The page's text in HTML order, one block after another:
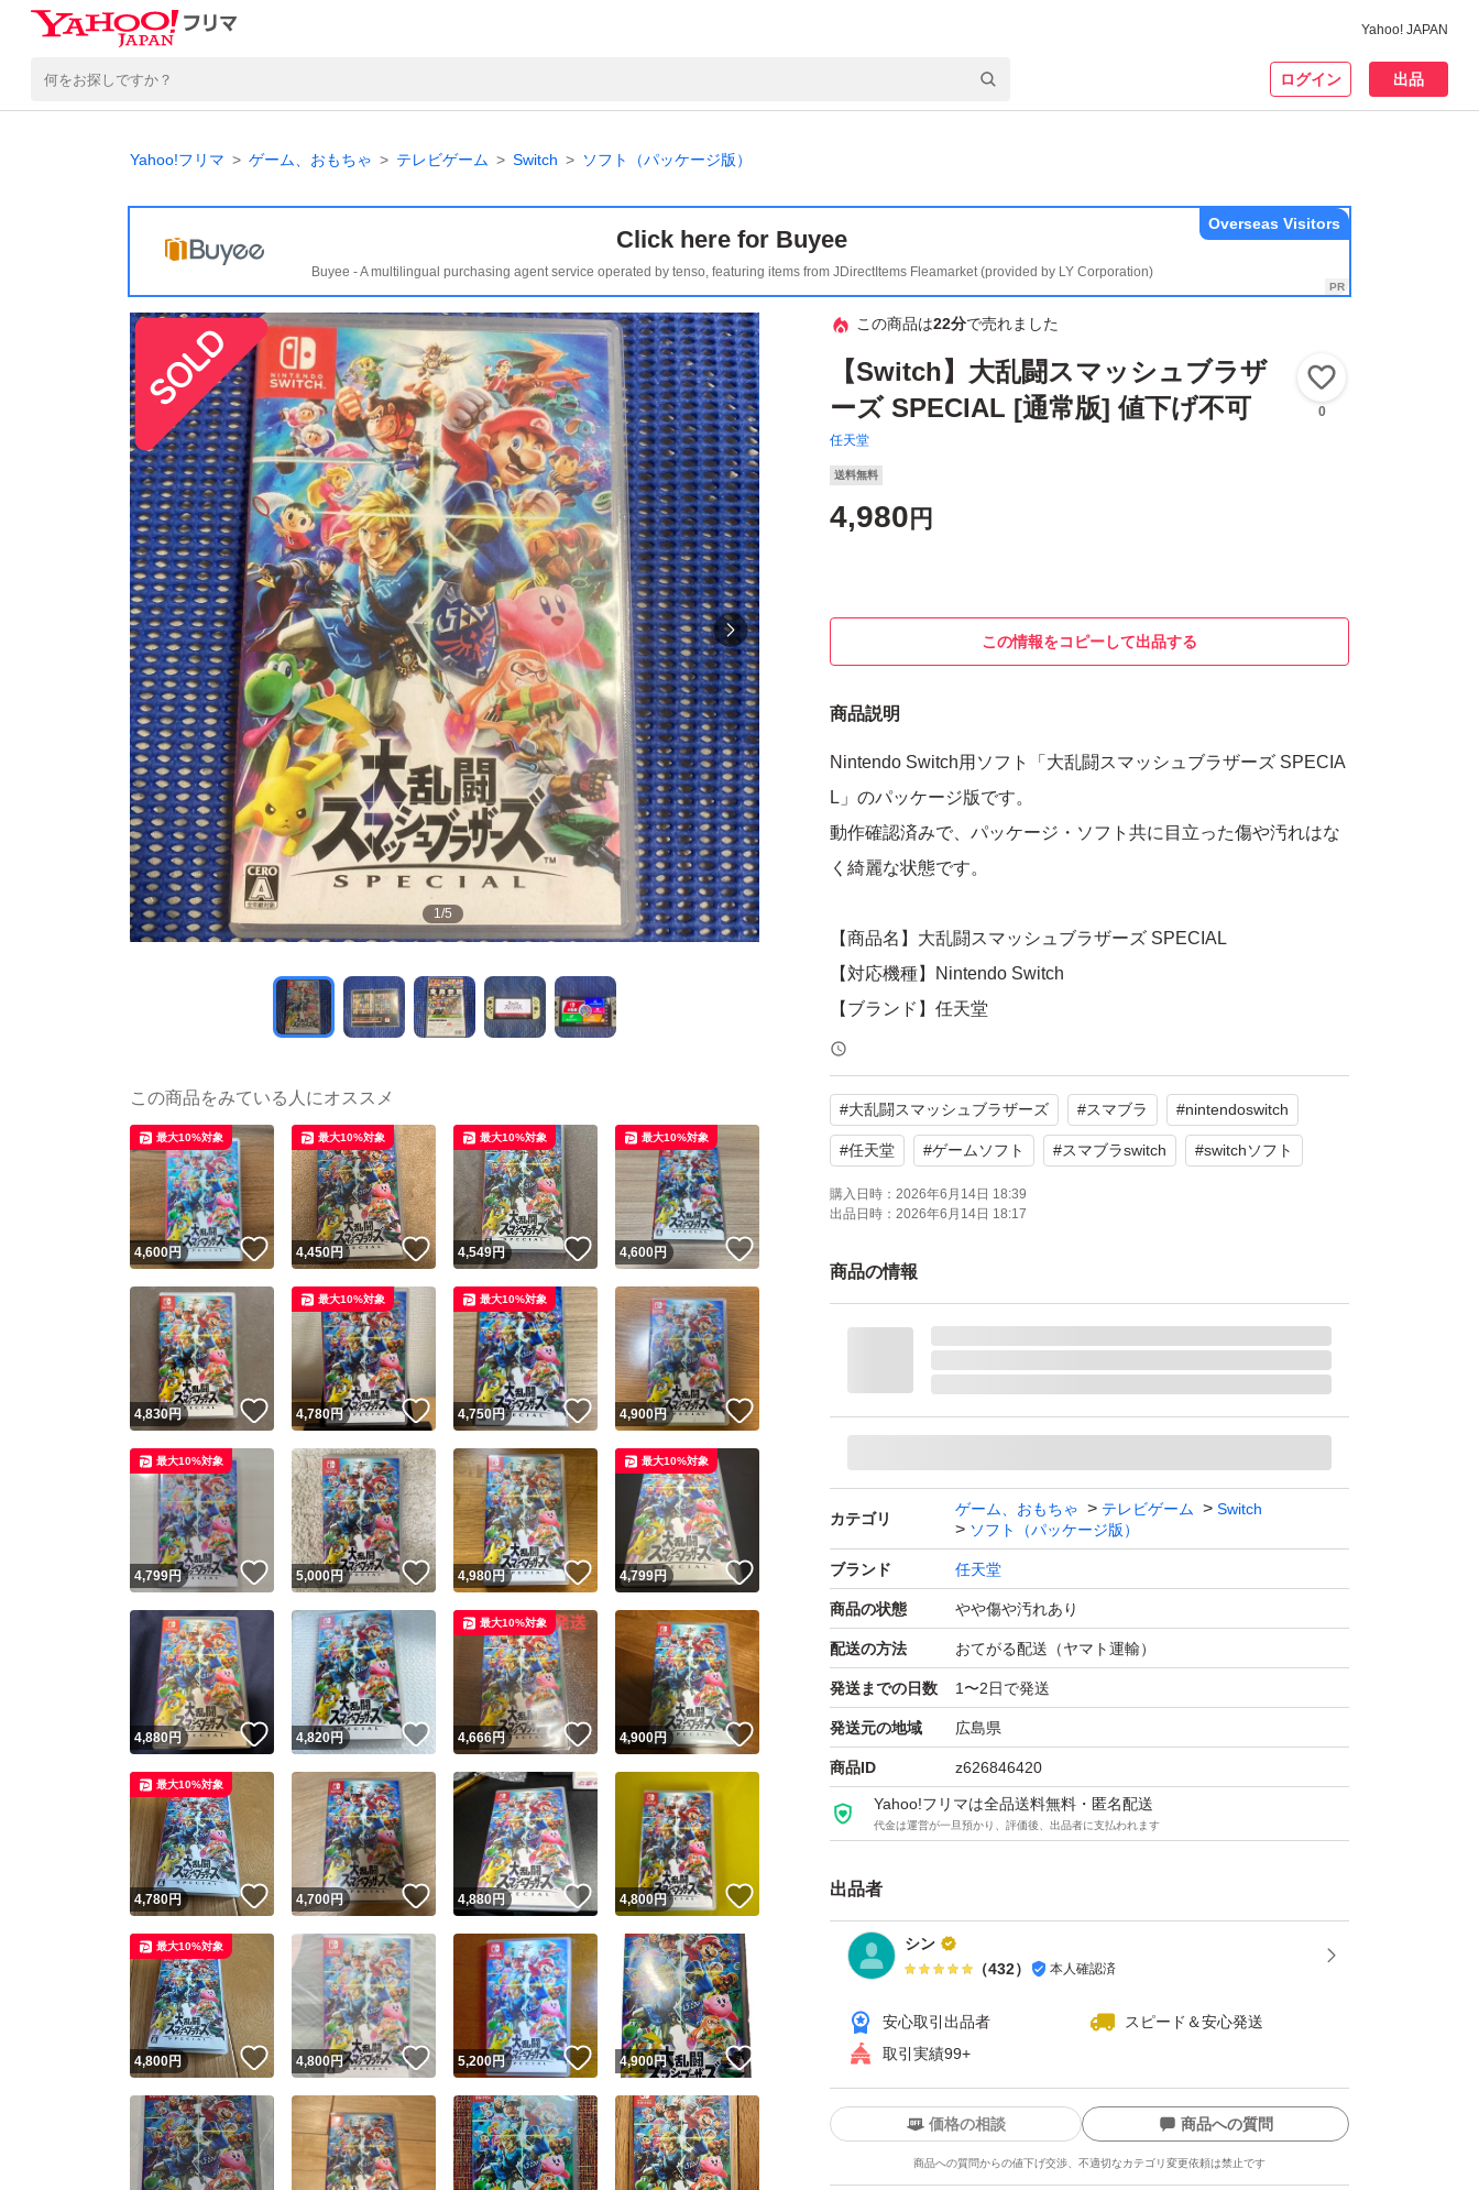
Yahoo! JAPAN
ログイン 出品
Yahoo!フリマ ゲーム、おもちゃ テレビゲーム Switch ソフト（パッケージ版）
Click here for Buyee
Buyee - A multilingual purchasing agent service operated by tenso, featuring items from JDirectItems Fleamarket (provided by LY Corporation)
Overseas Visitors
1/5
この商品は22分で売れました
【Switch】大乱闘スマッシュブラザ
ーズ SPECIAL [通常版] 値下げ不可
任天堂
0
送料無料
4,980 円
この情報をコピーして出品する
商品説明
Nintendo Switch用ソフト「大乱闘スマッシュブラザーズ SPECIA
L」のパッケージ版です。
動作確認済みで、パッケージ・ソフト共に目立った傷や汚れはな
く綺麗な状態です。
【商品名】大乱闘スマッシュブラザーズ SPECIAL
【対応機種】Nintendo Switch
【ブランド】任天堂
【商品の状態】やや傷や汚れあり
人気のアクションゲームで、家族や友人と盛り上がれる定番タイ
トルです。ぜひご検討ください。
よろしくお願いいたします。
写真を載せてるのは自分のゲーム機で読み込み、使えたという証
ルにならない為です
写真に本体が写ってますが、本体は付きません
タバコ吸わないので匂いはありません
支払い確認出来ましたら24時間以内に発送手続きします
#大乱闘スマッシュブラザーズ #スマブラ #nintendoswitch
#任天堂 #ゲームソフト #スマブラswitch #switchソフト
購入日時： 2026年6月14日 18:39
出品日時： 2026年6月14日 18:17
商品の情報
カテゴリ
ゲーム、おもちゃ テレビゲーム
Switch
ソフト（パッケージ版）
ブランド 任天堂
商品の状態 やや傷や汚れあり
配送の方法 おてがる配送（ヤマト運輸）
発送までの日数 1〜2日で発送
発送元の地域 広島県
商品ID z626846420
Yahoo!フリマは全品送料無料・匿名配送
代金は運営が一旦預かり、評価後、出品者に支払われます
出品者
シン
（432） 本人確認済
安心取引出品者
スピード＆安心発送
取引実績99+
価格の相談 商品への質問
商品への質問からの値下げ交渉、不適切なカテゴリ変更依頼は禁止です
この商品をみている人にオススメ
4,600円 いいね！
最大10%対象
4,450円 いいね！
最大10%対象
4,549円 いいね！
最大10%対象
4,600円 いいね！
最大10%対象
4,830円 いいね！
4,780円 いいね！
最大10%対象
4,750 円 いいね！
最大10%対象
4,900円
4,799円 いいね！
最大10%対象
5,000円 いいね！
4,980円 いいね！
4,799円
最大10%対象
4,880円 いいね！
4,820円 いいね！
4,666円 いいね！
最大10%対象
4,900円
4,780円 いいね！
最大10%対象
4,700円 いいね！
4,880 円 いいね！
4,800円
4,800円 いいね！
最大10%対象
4,800円 いいね！
5,200円 いいね！
4,900円